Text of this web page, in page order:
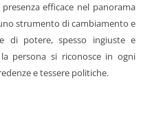
efficace nel panorama
strumento di cambiamento e
di potere, spesso ingiuste e
persona si riconosce in ogni
e tessere politiche.